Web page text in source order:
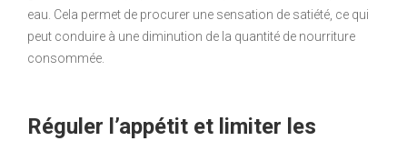
eau. Cela permet de procurer une sensation de satiété, ce qui
peut conduire à une diminution de la quantité de nourriture
consommée.
Réguler l’appétit et limiter les